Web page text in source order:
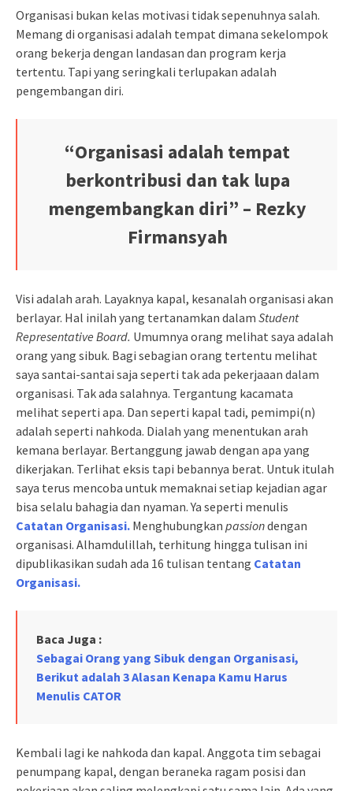
Organisasi bukan kelas motivasi tidak sepenuhnya salah.
Memang di organisasi adalah tempat dimana sekelompok
orang bekerja dengan landasan dan program kerja
tertentu. Tapi yang seringkali terlupakan adalah
pengembangan diri.
“Organisasi adalah tempat
berkontribusi dan tak lupa
mengembangkan diri” – Rezky
Firmansyah
Visi adalah arah. Layaknya kapal, kesanalah organisasi akan
berlayar. Hal inilah yang tertanamkan dalam Student
Representative Board. Umumnya orang melihat saya adalah
orang yang sibuk. Bagi sebagian orang tertentu melihat
saya santai-santai saja seperti tak ada pekerjaaan dalam
organisasi. Tak ada salahnya. Tergantung kacamata
melihat seperti apa. Dan seperti kapal tadi, pemimpi(n)
adalah seperti nahkoda. Dialah yang menentukan arah
kemana berlayar. Bertanggung jawab dengan apa yang
dikerjakan. Terlihat eksis tapi bebannya berat. Untuk itulah
saya terus mencoba untuk memaknai setiap kejadian agar
bisa selalu bahagia dan nyaman. Ya seperti menulis
Catatan Organisasi. Menghubungkan passiondengan
organisasi. Alhamdulillah, terhitung hingga tulisan ini
dipublikasikan sudah ada 16 tulisan tentang Catatan
Organisasi.
Baca Juga :
Sebagai Orang yang Sibuk dengan Organisasi,
Berikut adalah 3 Alasan Kenapa Kamu Harus
Menulis CATOR
Kembali lagi ke nahkoda dan kapal. Anggota tim sebagai
penumpang kapal, dengan beraneka ragam posisi dan